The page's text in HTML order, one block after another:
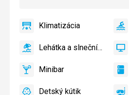
Klimatizácia
Klimatizácia
áno áno
Lehátka
slnečníky
bazéne
Lehátka a slnečníky pri
áno TV
áno
Minibar,Minibar
áno áno
Detský kútik